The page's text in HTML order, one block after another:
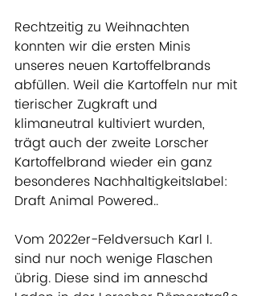
Rechtzeitig zu Weihnachten
konnten wir die ersten Minis
unseres neuen Kartoffelbrands
abfüllen. Weil die Kartoffeln nur mit
tierischer Zugkraft und
klimaneutral kultiviert wurden,
trägt auch der zweite Lorscher
Kartoffelbrand wieder ein ganz
besonderes Nachhaltigkeitslabel:
Draft Animal Powered..
Vom 2022er-Feldversuch Karl I.
sind nur noch wenige Flaschen
übrig. Diese sind im anneschd